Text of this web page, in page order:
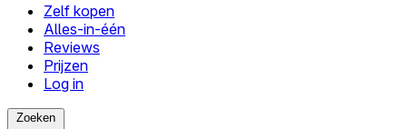
Zelf kopen
Alles-in-één
Reviews
Prijzen
Log in
Zoeken